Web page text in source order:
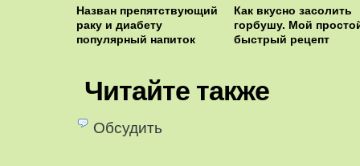
Назван препятствующий
раку и диабету
популярный напиток
Как вкусно засолить
горбушу. Мой
быстрый рецепт
Читайте также
Обсудить